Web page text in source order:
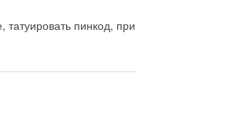
пинкод, при